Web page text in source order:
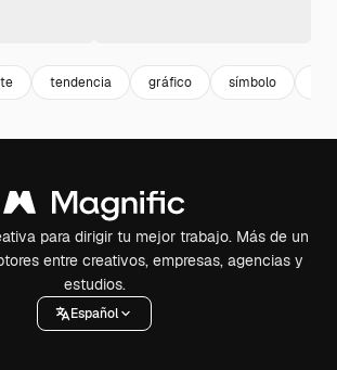
tendencia gráfico símbolo
para dirigir tu mejor trabajo. Más de un
entre creativos, empresas, agencias y
estudios.
Español